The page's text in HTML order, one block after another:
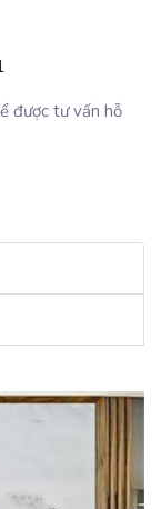
được tư vấn hỗ